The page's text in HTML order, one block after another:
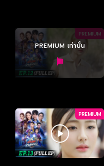
PREMIUM
PREMIUM เท่านั้น
PREMIUM